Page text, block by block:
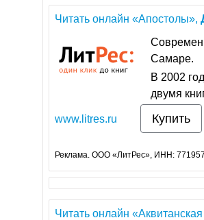
Читать онлайн «Апостолы»,
Самаре.
В 2002
двумя
www.litres.ru Купить
Реклама. ООО «ЛитРес», ИНН:
Читать онлайн